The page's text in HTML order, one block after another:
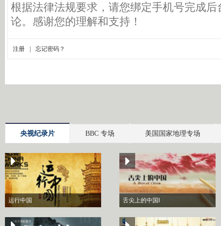
央视纪录片 BBC 专场 美国国家地理专场
运行中国 舌尖上的中国I